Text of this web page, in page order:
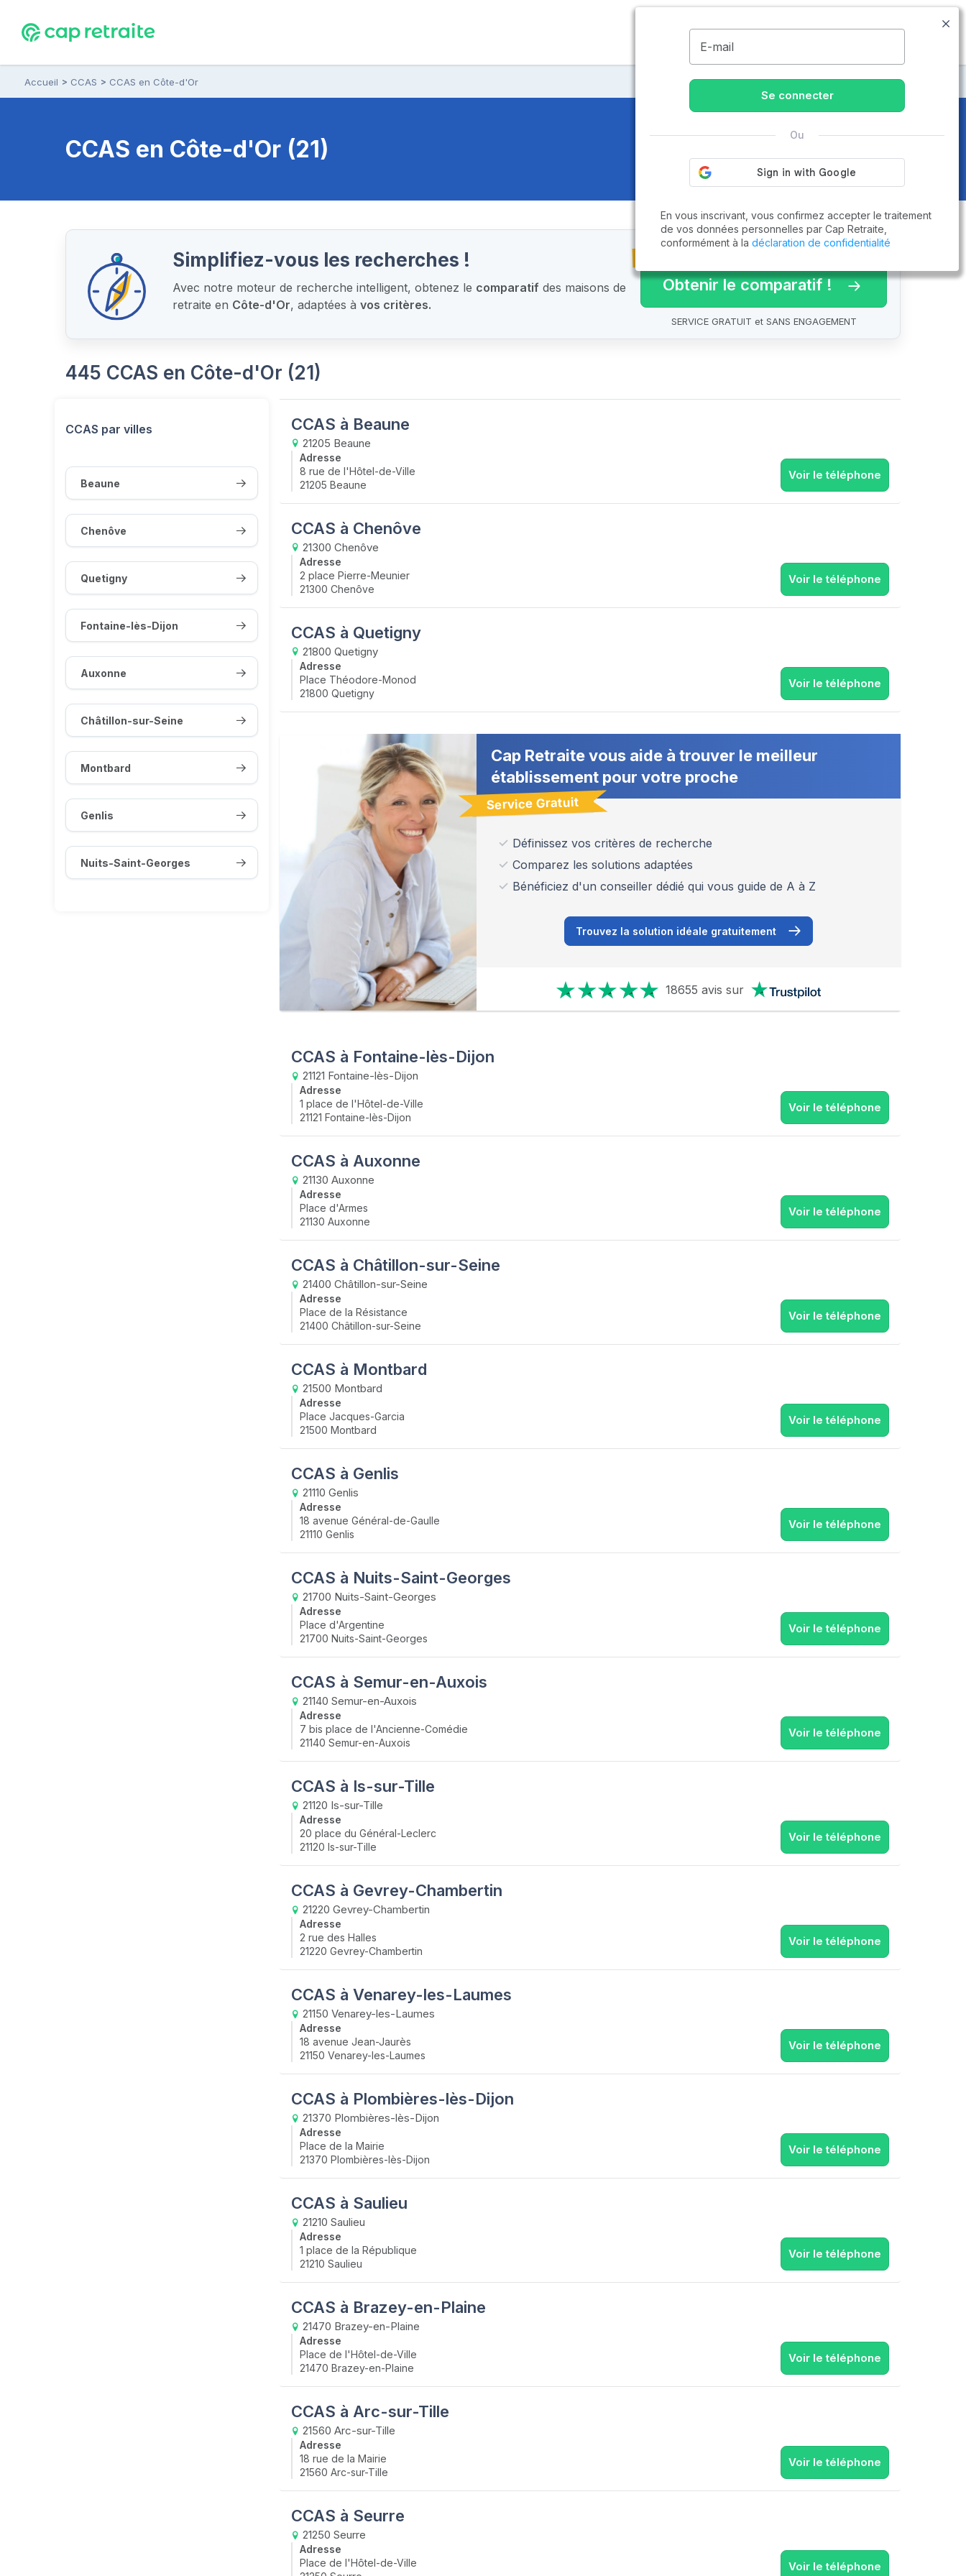
09.74.59.59.57
Accueil CCAS CCAS en Côte-d'Or
CCAS en Côte-d'Or (21)
Simplifiez-vous les recherches !
Avec notre moteur de recherche intelligent, obtenez le comparatifdes maisons de
retraite en Côte-d'Or, adaptées à vos critères.
Obtenir le comparatif !
SERVICE GRATUIT et SANS ENGAGEMENT
445 CCAS en Côte-d'Or (21)
CCAS par villes
Beaune
Chenôve
Quetigny
Fontaine-lès-Dijon
Auxonne
Châtillon-sur-Seine
Montbard
Genlis
Nuits-Saint-Georges
CCAS à Beaune
21205 Beaune
Adresse
8 rue de l'Hôtel-de-Ville
21205 Beaune
Voir le téléphone
CCAS à Chenôve
21300 Chenôve
Adresse
2 place Pierre-Meunier
21300 Chenôve
Voir le téléphone
CCAS à Quetigny
21800 Quetigny
Adresse
Place Théodore-Monod
21800 Quetigny
Voir le téléphone
Cap Retraite vous aide à trouver le meilleur
établissement pour votre proche
Service Gratuit
Définissez vos critères de recherche
Comparez les solutions adaptées
Bénéficiez d'un conseiller dédié qui vous guide de A à Z
Trouvez la solution idéale gratuitement
18655 avis sur
CCAS à Fontaine-lès-Dijon
21121 Fontaine-lès-Dijon
Adresse
1 place de l'Hôtel-de-Ville
21121 Fontaine-lès-Dijon
Voir le téléphone
CCAS à Auxonne
21130 Auxonne
Adresse
Place d'Armes
21130 Auxonne
Voir le téléphone
CCAS à Châtillon-sur-Seine
21400 Châtillon-sur-Seine
Adresse
Place de la Résistance
21400 Châtillon-sur-Seine
Voir le téléphone
CCAS à Montbard
21500 Montbard
Adresse
Place Jacques-Garcia
21500 Montbard
Voir le téléphone
CCAS à Genlis
21110 Genlis
Adresse
18 avenue Général-de-Gaulle
21110 Genlis
Voir le téléphone
CCAS à Nuits-Saint-Georges
21700 Nuits-Saint-Georges
Adresse
Place d'Argentine
21700 Nuits-Saint-Georges
Voir le téléphone
CCAS à Semur-en-Auxois
21140 Semur-en-Auxois
Adresse
7 bis place de l'Ancienne-Comédie
21140 Semur-en-Auxois
Voir le téléphone
CCAS à Is-sur-Tille
21120 Is-sur-Tille
Adresse
20 place du Général-Leclerc
21120 Is-sur-Tille
Voir le téléphone
CCAS à Gevrey-Chambertin
21220 Gevrey-Chambertin
Adresse
2 rue des Halles
21220 Gevrey-Chambertin
Voir le téléphone
CCAS à Venarey-les-Laumes
21150 Venarey-les-Laumes
Adresse
18 avenue Jean-Jaurès
21150 Venarey-les-Laumes
Voir le téléphone
CCAS à Plombières-lès-Dijon
21370 Plombières-lès-Dijon
Adresse
Place de la Mairie
21370 Plombières-lès-Dijon
Voir le téléphone
CCAS à Saulieu
21210 Saulieu
Adresse
1 place de la République
21210 Saulieu
Voir le téléphone
CCAS à Brazey-en-Plaine
21470 Brazey-en-Plaine
Adresse
Place de l'Hôtel-de-Ville
21470 Brazey-en-Plaine
Voir le téléphone
CCAS à Arc-sur-Tille
21560 Arc-sur-Tille
Adresse
18 rue de la Mairie
21560 Arc-sur-Tille
Voir le téléphone
CCAS à Seurre
21250 Seurre
Adresse
Place de l'Hôtel-de-Ville
Voir le téléphone
E-mail
Se connecter
Ou
En vous inscrivant, vous confirmez accepter le traitement
de vos données personnelles par Cap Retraite,
conformément à la déclaration de confidentialité